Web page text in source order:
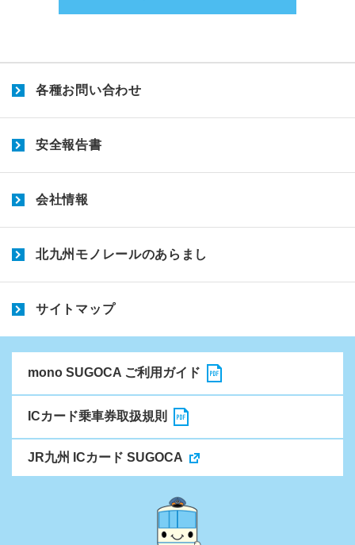
各種お問い合わせ
安全報告書
会社情報
北九州モノレールのあらまし
サイトマップ
mono SUGOCA ご利用ガイド
ICカード乗車券取扱規則
JR九州 ICカード SUGOCA